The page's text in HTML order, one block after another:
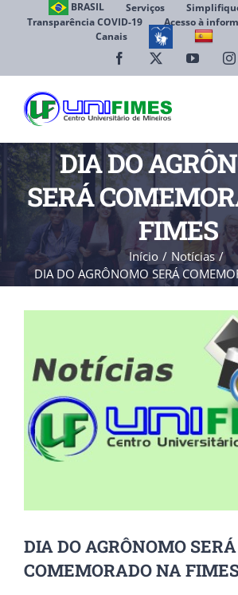
BRASIL Serviços
Transparência COVID-19
Acesso à
Canais
Facebook YouTube
DIA DO
SERÁ
FIMES
Início
Notícias
DIA DO AGRÔNOMO SERÁ
DIA DO AGRÔNOMO SERÁ
COMEMORADO NA